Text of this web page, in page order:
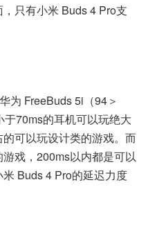
只有小米 Buds 4 Pro支
为 FreeBuds 5i（94＞
70ms的耳机可以玩绝大
可以玩设计类的游戏。而
戏，200ms以内都是可以
Buds 4 Pro的延迟力度